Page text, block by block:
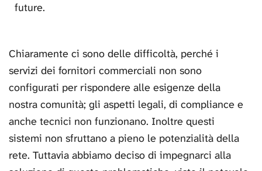
future.
Chiaramente ci sono delle difficoltà, perché i
servizi dei fornitori commerciali non sono
configurati per rispondere alle esigenze della
nostra comunità; gli aspetti legali, di compliance e
anche tecnici non funzionano. Inoltre questi
sistemi non sfruttano a pieno le potenzialità della
rete. Tuttavia abbiamo deciso di impegnarci alla